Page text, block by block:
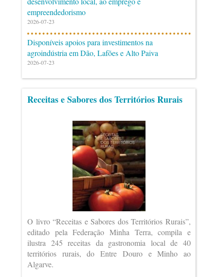
empreendedorismo
2026-07-23
Disponíveis apoios para investimentos na
agroindústria em Dão, Lafões e Alto Paiva
2026-07-23
Receitas e Sabores dos Territórios Rurais
O livro “Receitas e Sabores dos Territórios Rurais”,
editado pela Federação Minha Terra, compila e
ilustra 245 receitas da gastronomia local de 40
territórios rurais, do Entre Douro e Minho ao
Algarve.